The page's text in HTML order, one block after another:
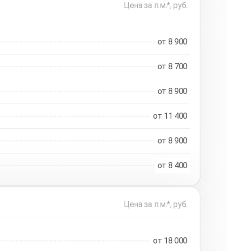
Цена за п.м.*, руб.
от 8 900
от 8 700
от 8 900
от 11 400
от 8 900
от 8 400
Цена за п.м.*, руб.
от 18 000